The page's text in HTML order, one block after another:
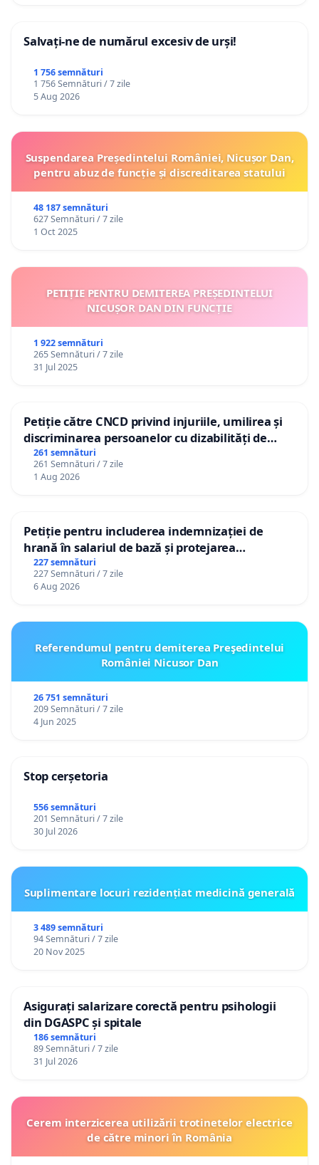
Salvați-ne de numărul excesiv de urși!
1 756 semnături
1 756 Semnături / 7 zile
5 Aug 2026
Suspendarea Președintelui României, Nicușor Dan,
pentru abuz de funcție și discreditarea statului
48 187 semnături
627 Semnături / 7 zile
1 Oct 2025
PETIȚIE PENTRU DEMITEREA PREȘEDINTELUI
NICUȘOR DAN DIN FUNCȚIE
1 922 semnături
265 Semnături / 7 zile
31 Jul 2025
Petiție către CNCD privind injuriile, umilirea și
discriminarea persoanelor cu dizabilități de
către utilizatorul TikTok „Gorici”
261 semnături
261 Semnături / 7 zile
1 Aug 2026
Petiție pentru includerea indemnizației de
hrană în salariul de bază și protejarea
gradațiilor de vechime pentru asistenții
personali
227 semnături
227 Semnături / 7 zile
6 Aug 2026
Referendumul pentru demiterea Preşedintelui
României Nicusor Dan
26 751 semnături
209 Semnături / 7 zile
4 Jun 2025
Stop cerșetoria
556 semnături
201 Semnături / 7 zile
30 Jul 2026
Suplimentare locuri rezidențiat medicină generală
3 489 semnături
94 Semnături / 7 zile
20 Nov 2025
Asigurați salarizare corectă pentru psihologii
din DGASPC și spitale
186 semnături
89 Semnături / 7 zile
31 Jul 2026
Cerem interzicerea utilizării trotinetelor electrice
de către minori în România